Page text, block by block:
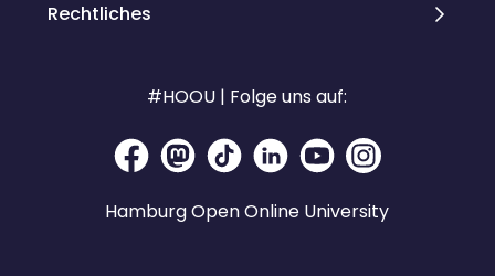
Rechtliches
#HOOU | Folge uns auf:
Hamburg Open Online University